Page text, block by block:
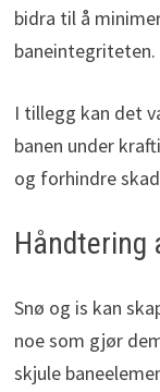
bidra til å
baneintegriteten.
I tillegg kan det
banen under
og forhindre
Håndtering
Snø og is kan
noe som gjør
skjule